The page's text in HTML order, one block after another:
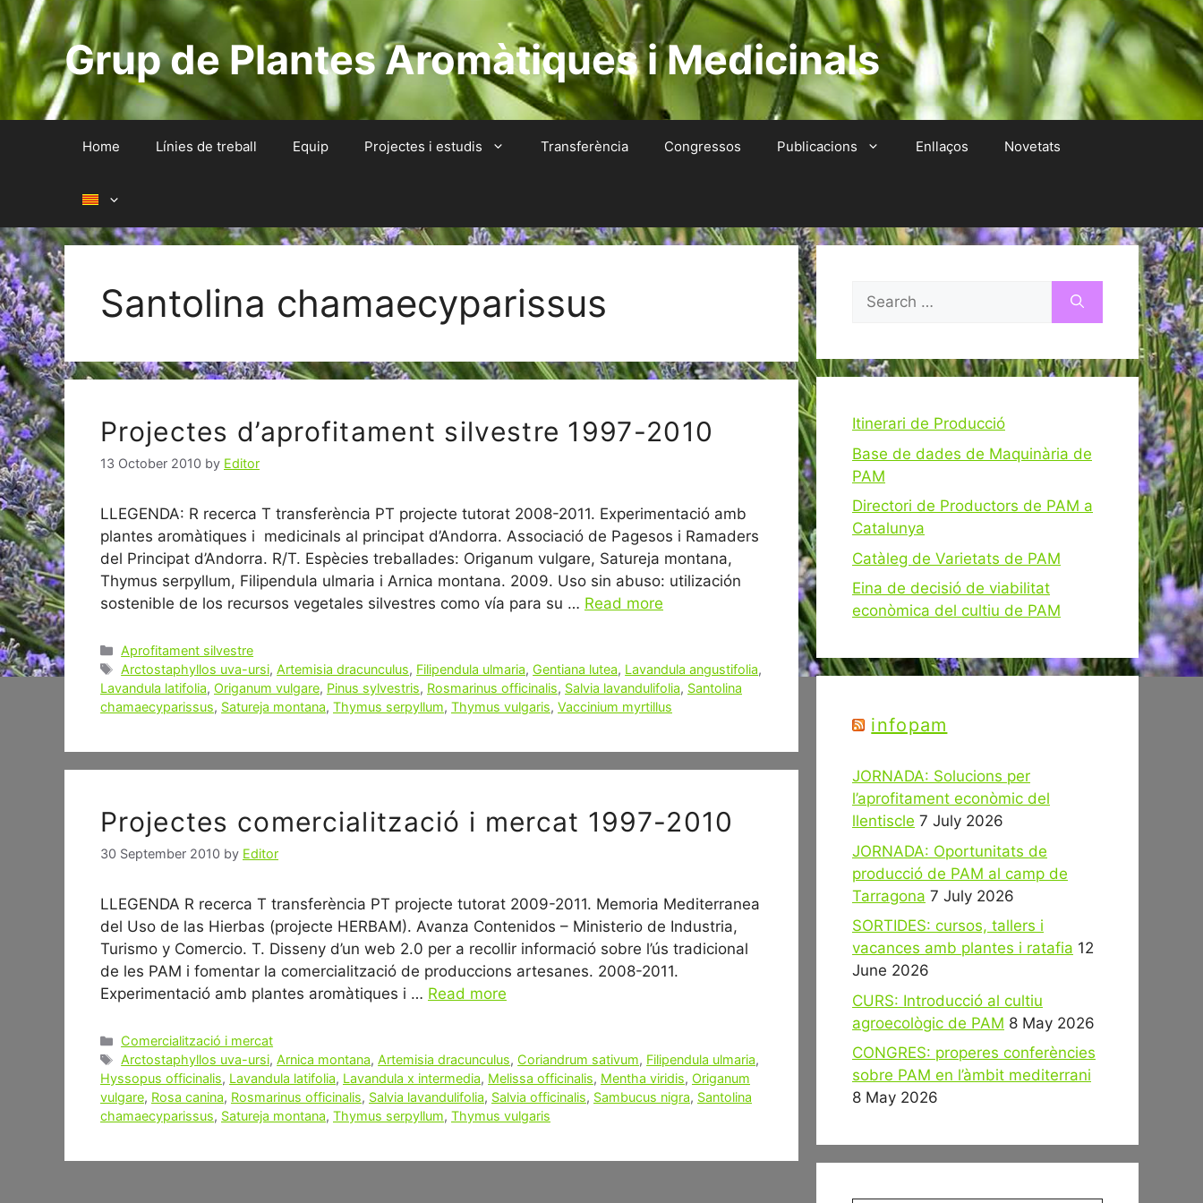
Skip
content
Grup de Plantes Aromàtiques i Medicinals
Home Línies de treball Equip Projectes i estudis Transferència Congressos Publicacions Enllaços Novetats
Santolina chamaecyparissus
Projectes d’aprofitament silvestre 1997-2010
13 October 2010 by Editor
LLEGENDA: R recerca T transferència PT projecte tutorat 2008-2011. Experimentació amb
plantes aromàtiques i medicinals al principat d’Andorra. Associació de Pagesos i Ramaders
del Principat d’Andorra. R/T. Espècies treballades: Origanum vulgare, Satureja montana,
Thymus serpyllum, Filipendula ulmaria i Arnica montana. 2009. Uso sin abuso: utilización
sostenible de los recursos vegetales silvestres como vía para su … Read more
Categories
Aprofitament silvestre
Tags
Arctostaphyllos uva-ursi,Artemisia dracunculus, Filipendula ulmaria,Gentiana lutea, Lavandula angustifolia,
Lavandula latifolia, Origanum vulgare, Pinus sylvestris, Rosmarinus officinalis, Salvia lavandulifolia, Santolina
chamaecyparissus, Satureja montana, Thymus serpyllum, Thymus vulgaris, Vaccinium myrtillus
Projectes comercialització i mercat 1997-2010
30 September 2010 by Editor
LLEGENDA R recerca T transferència PT projecte tutorat 2009-2011. Memoria Mediterranea
del Uso de las Hierbas (projecte HERBAM). Avanza Contenidos – Ministerio de Industria,
Turismo y Comercio. T. Disseny d’un web 2.0 per a recollir informació sobre l’ús tradicional
de les PAM i fomentar la comercialització de produccions artesanes. 2008-2011.
Experimentació amb plantes aromàtiques i … Read more
Categories
Comercialització i mercat
Tags
Arctostaphyllos uva-ursi,Arnica montana,Artemisia dracunculus, Coriandrum sativum, Filipendula ulmaria,
Hyssopus officinalis, Lavandula latifolia, Lavandula x intermedia, Melissa officinalis, Mentha viridis, Origanum
vulgare, Rosa canina, Rosmarinus officinalis, Salvia lavandulifolia, Salvia officinalis, Sambucus nigra, Santolina
chamaecyparissus, Satureja montana, Thymus serpyllum, Thymus vulgaris
Search
for:
Itinerari de Producció
Base de dades de Maquinària de
PAM
Directori de Productors de PAM a
Catalunya
Catàleg de Varietats de PAM
Eina de decisió de viabilitat
econòmica del cultiu de PAM
infopam
JORNADA: Solucions per
l’aprofitament econòmic del
llentiscle 7 July 2026
JORNADA: Oportunitats de
producció de PAM al camp de
Tarragona 7 July 2026
SORTIDES: cursos, tallers i
vacances amb plantes i ratafia 12
June 2026
CURS: Introducció al cultiu
agroecològic de PAM 8 May 2026
CONGRES: properes conferències
sobre PAM en l’àmbit mediterrani
8 May 2026